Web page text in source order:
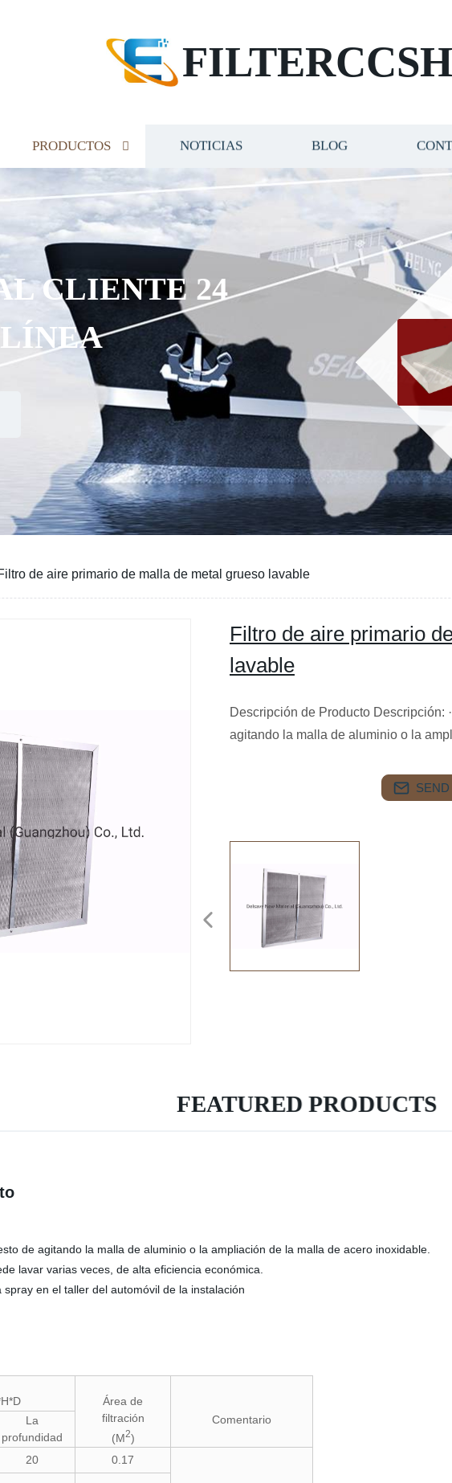
PRODUCTOS NOTICIAS BLOG
CLIENTE 24
de aire primario de malla de metal grueso lavable
Filtro de aire primario
lavable
Descripción de Producto
agitando la malla de aluminio o la
FEATURED PRODUCTS
de agitando la malla de aluminio o la ampliación de la malla de acero inoxidable.
lavar varias veces, de alta eficiencia económica
spray en el taller del automóvil de la instalación
Área de
filtración
(M2)
Comentario
La
profundidad
20 0.17